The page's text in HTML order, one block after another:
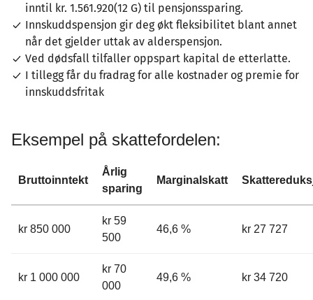
inntil kr. 1.561.920(12 G) til pensjonssparing.
Innskuddspensjon gir deg økt fleksibilitet blant annet
når det gjelder uttak av alderspensjon.
Ved dødsfall tilfaller oppspart kapital de etterlatte.
I tillegg får du fradrag for alle kostnader og premie for
innskuddsfritak
Eksempel på skattefordelen:
Bruttoinntekt
Årlig
sparing
Marginalskatt
kr 850 000
kr 59
500
46,6 % kr 27 727
kr 1 000 000
kr 70
000
49,6 % kr 34 720